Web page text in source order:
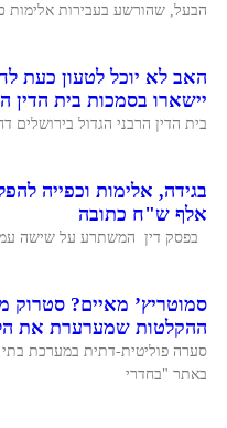
הבעל, שהורשע בעבירות אלימות
האב לא יוכל לטעון כעת
יישארו בסמכות בית הדין
בית הדין הרבני הגדול
אלף ש"ח כתובה
בפסק דין המשתרע על שישה
סמוטריץ’ מאיים?
ההקלטות שמערערת את
סערה פוליטית-דתית במערכת
באתר "בחדרי